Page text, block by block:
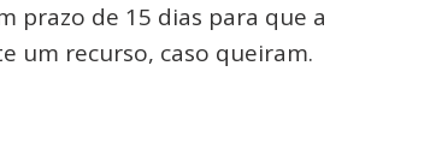
prazo de 15 dias para que a
um recurso, caso queiram.